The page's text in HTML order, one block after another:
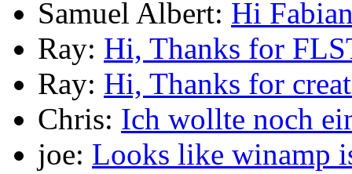
Samuel Albert: Hi
Ray: Hi, Thanks for
Ray: Hi, Thanks for
Chris: Ich wollte noch
joe: Looks like winamp